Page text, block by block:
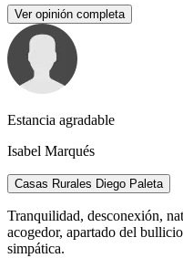
Ver opinión completa
Estancia agradable
Isabel Marqués
Casas Rurales Diego Paleta
Tranquilidad, desconexión,
acogedor, apartado del
simpática.